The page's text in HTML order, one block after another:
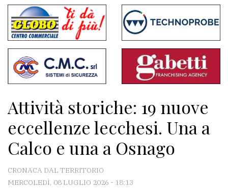
commenti
Contenuti
del
sito
Associazioni
Meteo
CONTATTI
Attività storiche: 19 nuove
eccellenze lecchesi. Una a
Calco e una a Osnago
CRONACA DAL TERRITORIO
MERCOLEDÌ, 08 LUGLIO 2026 - 18:13